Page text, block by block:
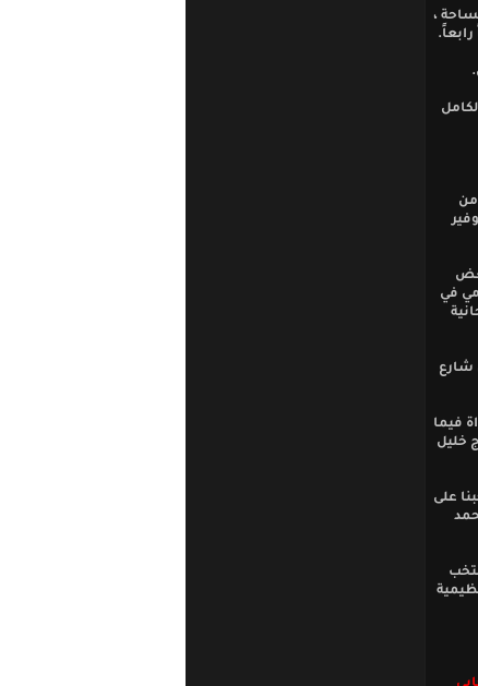
،
من
في
شارع
فيما
خليل
على